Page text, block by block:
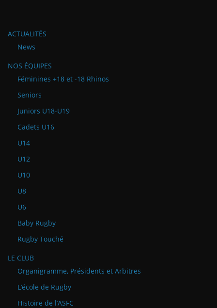
ACTUALITÉS
News
NOS ÉQUIPES
Féminines +18 et -18 Rhinos
Seniors
Juniors U18-U19
Cadets U16
U14
U12
U10
U8
U6
Baby Rugby
Rugby Touché
LE CLUB
Organigramme, Présidents et Arbitres
L’école de Rugby
Histoire de l’ASFC